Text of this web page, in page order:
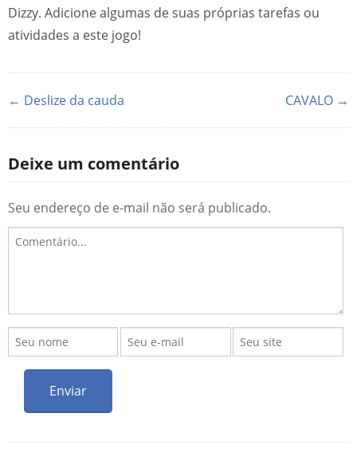
Dizzy. Adicione algumas de suas próprias tarefas ou
atividades a este jogo!
← Deslize da cauda CAVALO →
Deixe um comentário
Seu endereço de e-mail não será publicado.